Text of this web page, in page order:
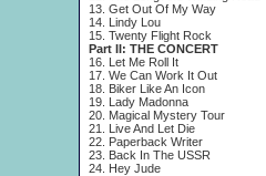
13. Get Out Of My Way
14. Lindy Lou
15. Twenty Flight Rock
Part II: THE CONCERT
16. Let Me Roll It
17. We Can Work It Out
18. Biker Like An Icon
19. Lady Madonna
20. Magical Mystery Tour
21. Live And Let Die
22. Paperback Writer
23. Back In The USSR
24. Hey Jude